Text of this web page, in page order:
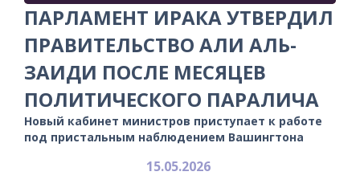
ПАРЛАМЕНТ ИРАКА УТВЕРДИЛ
ПРАВИТЕЛЬСТВО АЛИ АЛЬ-
ЗАИДИ ПОСЛЕ МЕСЯЦЕВ
ПОЛИТИЧЕСКОГО ПАРАЛИЧА
Новый кабинет министров приступает к работе
под пристальным наблюдением Вашингтона
15.05.2026